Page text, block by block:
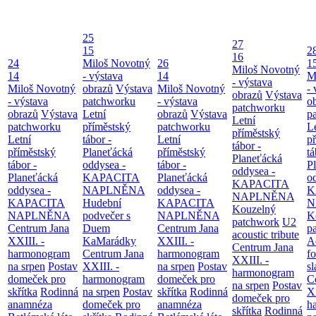
24
14
Miloš Novotný
- výstava
obrazů Výstava
patchworku
Letní
příměstský
tábor -
Planeťácká
oddysea -
KAPACITA
NAPLNĚNA
Centrum Jana
XXIII. -
harmonogram
na srpen Postav
domeček pro
skřítka Rodinná
anamnéza
25
15
Miloš Novotný
- výstava
obrazů Výstava
patchworku
Letní
příměstský
tábor -
Planeťácká
oddysea -
KAPACITA
NAPLNĚNA
Hudební
podvečer s
Duem
KaMarádky
Centrum Jana
XXIII. -
harmonogram
na srpen Postav
domeček pro
26
14
Miloš Novotný
- výstava
obrazů Výstava
patchworku
Letní
příměstský
tábor -
Planeťácká
oddysea -
KAPACITA
NAPLNĚNA
Centrum Jana
XXIII. -
harmonogram
na srpen Postav
domeček pro
skřítka Rodinná
anamnéza
27
16
Miloš Novotný
- výstava
obrazů Výstava
patchworku
Letní
příměstský
tábor -
Planeťácká
oddysea -
KAPACITA
NAPLNĚNA
Kouzelný
patchwork U2
acoustic tribute
Centrum Jana
XXIII. -
harmonogram
na srpen Postav
domeček pro
skřítka Rodinná
-